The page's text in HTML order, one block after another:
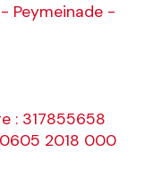
- Peymeinade -
: 317855658
0605 2018 000